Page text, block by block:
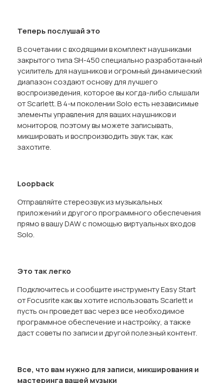
Теперь послушай это
В сочетании с входящими в комплект наушниками
закрытого типа SH-450 специально разработанный
усилитель для наушников и огромный динамический
диапазон создают основу для лучшего
воспроизведения, которое вы когда-либо слышали
от Scarlett. В 4-м поколении Solo есть независимые
элементы управления для ваших наушников и
мониторов, поэтому вы можете записывать,
микшировать и воспроизводить звук так, как
захотите.
Loopback
Отправляйте стереозвук из музыкальных
приложений и другого программного обеспечения
прямо в вашу DAW с помощью виртуальных входов
Solo.
Это так легко
Подключитесь и сообщите инструменту Easy Start
от Focusrite как вы хотите использовать Scarlett и
пусть он проведет вас через все необходимое
программное обеспечение и настройку, а также
даст советы по записи и другой полезный контент.
Все, что вам нужно для записи, микширования и
мастеринга вашей музыки